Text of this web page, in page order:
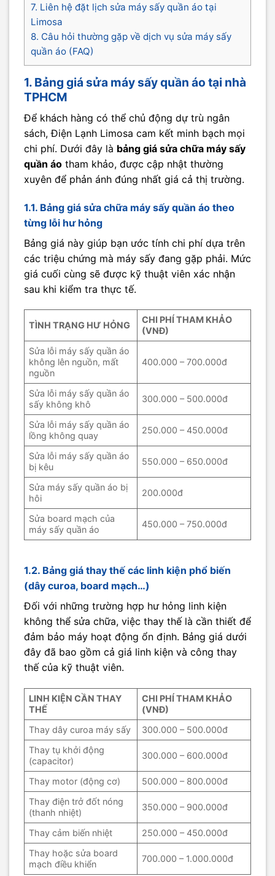
7. Liên hệ đặt lịch sửa máy sấy quần áo tại
Limosa
8. Câu hỏi thường gặp về dịch vụ sửa máy sấy
quần áo (FAQ)
1. Bảng giá sửa máy sấy quần áo tại nhà
TPHCM
Để khách hàng có thể chủ động dự trù ngân
sách, Điện Lạnh Limosa cam kết minh bạch mọi
chi phí. Dưới đây là bảng giá sửa chữa máy sấy
quần áo tham khảo, được cập nhật thường
xuyên để phản ánh đúng nhất giá cả thị trường.
1.1. Bảng giá sửa chữa máy sấy quần áo theo
từng lỗi hư hỏng
Bảng giá này giúp bạn ước tính chi phí dựa trên
các triệu chứng mà máy sấy đang gặp phải. Mức
giá cuối cùng sẽ được kỹ thuật viên xác nhận
sau khi kiểm tra thực tế.
TÌNH TRẠNG HƯ HỎNG
CHI PHÍ THAM KHẢO
(VNĐ)
Sửa lỗi máy sấy quần áo
không lên nguồn, mất
nguồn
400.000 – 700.000đ
Sửa lỗi máy sấy quần áo
sấy không khô
300.000 – 500.000đ
Sửa lỗi máy sấy quần áo
lồng không quay
250.000 – 450.000đ
Sửa lỗi máy sấy quần áo
bị kêu
550.000 – 650.000đ
Sửa máy sấy quần áo bị
hôi
200.000đ
Sửa board mạch của
máy sấy quần áo
450.000 – 750.000đ
1.2. Bảng giá thay thế các linh kiện phổ biến
(dây curoa, board mạch…)
Đối với những trường hợp hư hỏng linh kiện
không thể sửa chữa, việc thay thế là cần thiết để
đảm bảo máy hoạt động ổn định. Bảng giá dưới
đây đã bao gồm cả giá linh kiện và công thay
thế của kỹ thuật viên.
LINH KIỆN CẦN THAY
THẾ
CHI PHÍ THAM KHẢO
(VNĐ)
Thay dây curoa máy sấy
300.000 – 500.000đ
Thay tụ khởi động
(capacitor)
300.000 – 600.000đ
Thay motor (động cơ)
500.000 – 800.000đ
Thay điện trở đốt nóng
(thanh nhiệt)
350.000 – 900.000đ
Thay cảm biến nhiệt
250.000 – 450.000đ
Thay hoặc sửa board
mạch điều khiển
700.000 – 1.000.000đ